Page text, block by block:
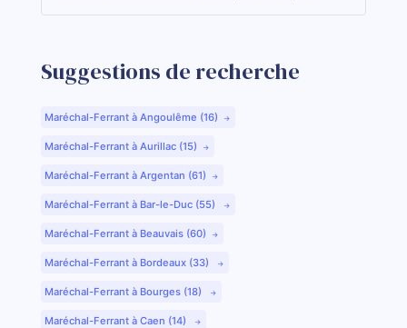
Suggestions de recherche
Maréchal-Ferrant à Angoulême (16)
Maréchal-Ferrant à Aurillac (15)
Maréchal-Ferrant à Argentan (61)
Maréchal-Ferrant à Bar-le-Duc (55)
Maréchal-Ferrant à Beauvais (60)
Maréchal-Ferrant à Bordeaux (33)
Maréchal-Ferrant à Bourges (18)
Maréchal-Ferrant à Caen (14)